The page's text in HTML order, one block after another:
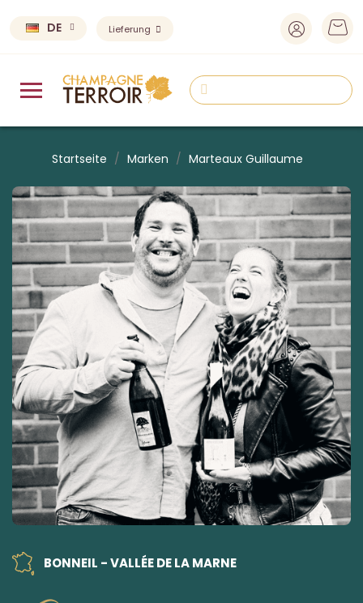
DE Lieferung
Startseite Marken Marteaux Guillaume
BONNEIL - VALLÉE DE LA MARNE